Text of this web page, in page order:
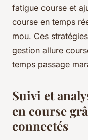
fatigue course et
course en temps
mou. Ces
gestion allure
temps passage
Suivi et
en course
connectés